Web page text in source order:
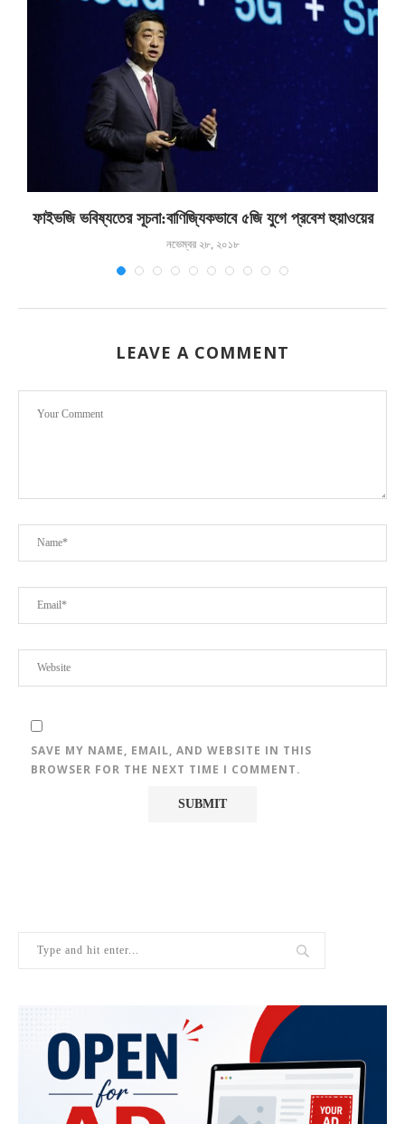
ফাইভজি ভবিষ্যতের সূচনা:বাণিজ্যিকভাবে ৫জি যুগে প্রবেশ হুয়াওয়ের
নভেম্বর ২৮, ২০১৮
LEAVE A COMMENT
SAVE MY NAME, EMAIL, AND WEBSITE IN THIS
BROWSER FOR THE NEXT TIME I COMMENT.